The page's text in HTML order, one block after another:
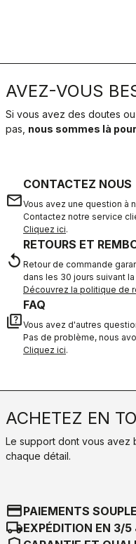
AVEZ-VOUS
Si vous avez des doutes
pas, nous sommes là
email
CONTACTEZ NOUS
Vous avez une question à
Contactez notre service
Cliquez ici.
replay
RETOURS ET
Retour de commande
dans les 30 jours suivant
Découvrez la politique de
quiz
FAQ
Vous avez d'autres
Pas de problème, nous
Cliquez ici.
ACHETEZ EN
Le support dont vous avez
chaque détail.
credit_cardPAIEMENTS
local_shippingEXPÉDITION EN 3/5